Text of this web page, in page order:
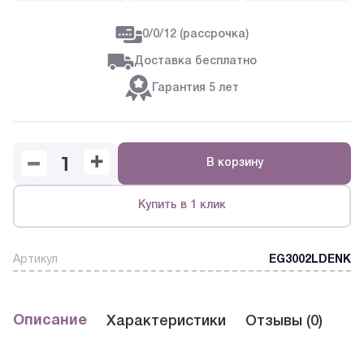
0/0/12 (рассрочка)
Доставка бесплатно
Гарантия 5 лет
В корзину
Купить в 1 клик
Артикул EG3002LDENK
Описание Характеристики Отзывы (0)